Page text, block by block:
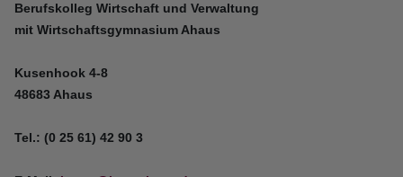
Berufskolleg Wirtschaft und Verwaltung
mit Wirtschaftsgymnasium Ahaus
Kusenhook 4-8
48683 Ahaus
Tel.: (0 25 61) 42 90 3